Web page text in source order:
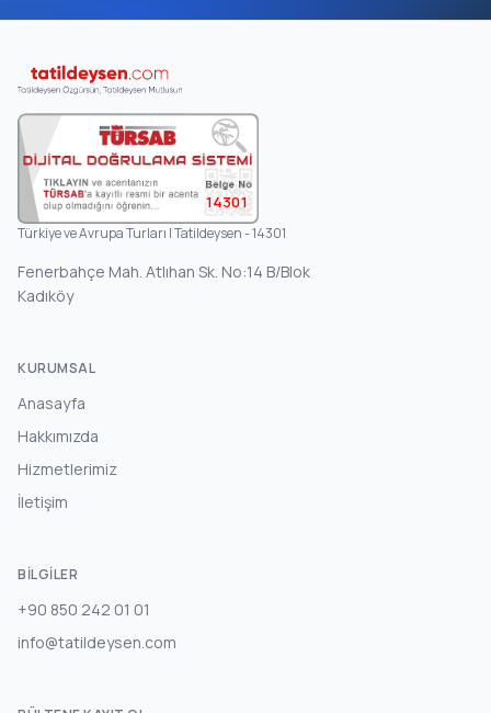
14301
Türkiye ve Avrupa Turları | Tatildeysen - 14301
Fenerbahçe Mah. Atlıhan Sk. No:14 B/Blok
Kadıköy
KURUMSAL
Anasayfa
Hakkımızda
Hizmetlerimiz
İletişim
BILGILER
+90 850 242 01 01
info@tatildeysen.com